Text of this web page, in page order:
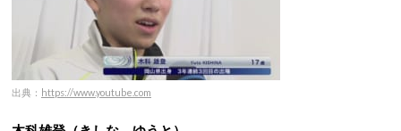
出典： https://www.youtube.com